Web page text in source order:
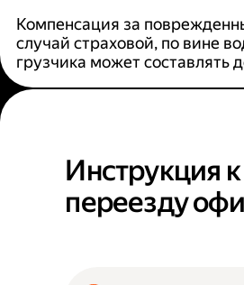
Компенсация за
случай страховой, по вине
грузчика может составлять
Инструкция к
переезду